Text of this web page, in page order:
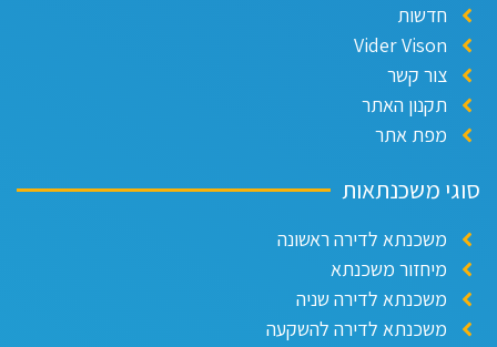
חדשות
Vider Vison
צור קשר
תקנון האתר
מפת אתר
משכנתאות
משכנתא לדירה ראשונה
מיחזור משכנתא
משכנתא לדירה שניה
משכנתא לדירה להשקעה